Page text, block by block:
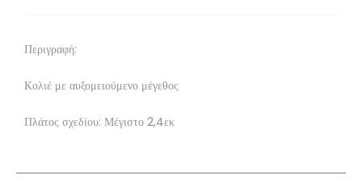
Περιγραφή:
Κολιέ με αυξομειούμενο μέγεθος
Πλάτος σχεδίου: Μέγιστο 2,4εκ